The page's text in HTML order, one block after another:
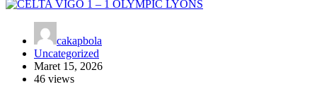
cakapbola
Uncategorized
Maret 15, 2026
46 views